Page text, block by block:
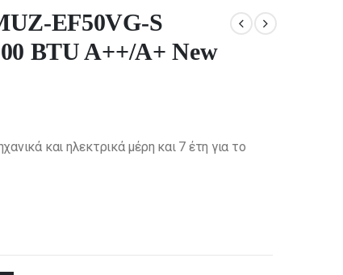
EF50VG-S
BTU A++/A+ New
και ηλεκτρικά μέρη και 7 έτη για το